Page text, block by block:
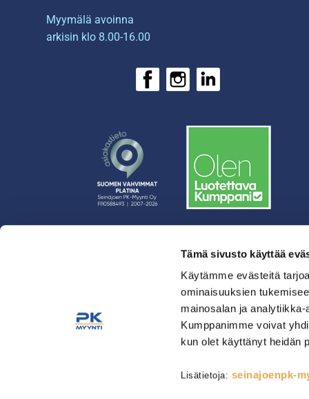
Tämä sivusto käyttää
Käytämme evästeitä
ominaisuuksien
mainosalan ja
Kumppanimme voivat
kun olet käyttänyt heidän
Lisätietoja: seinajoenpk-
Myymälä avoinna
arkisin klo 8.00-16.00
› Yritys
› Yhteystiedot